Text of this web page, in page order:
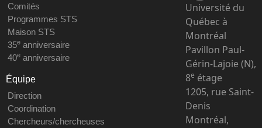
Comités
Programmes STS
Maison STS
35eanniversaire
40eanniversaire
Équipe
Direction
Coordination
Chercheurs/chercheuses
Université du
Québec à
Montréal
Pavillon Paul-
Gérin-Lajoie (N),
8e étage
1205, rue Saint-
Denis
Montréal,